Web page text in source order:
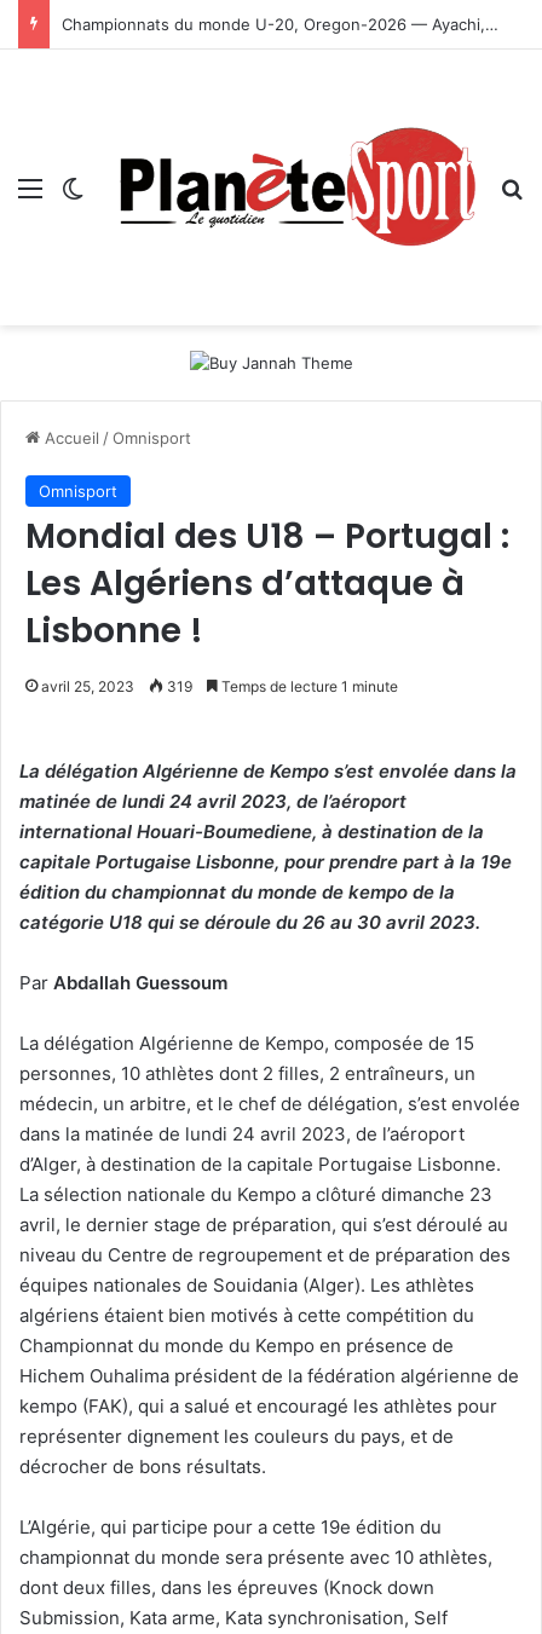
Championnats du monde U-20, Oregon-2026 — Ayachi, Dissa, Touahria et Ghezali en finale
Menu Switch skin
Accueil /Omnisport
Omnisport
Mondial des U18 – Portugal :
Les Algériens d’attaque à
Lisbonne !
avril 25, 2023 319 Temps de lecture 1 minute
La délégation Algérienne de Kempo s’est envolée dans la
matinée de lundi 24 avril 2023, de l’aéroport
international Houari-Boumediene, à destination de la
capitale Portugaise Lisbonne, pour prendre part à la 19e
édition du championnat du monde de kempo de la
catégorie U18 qui se déroule du 26 au 30 avril 2023.
Par Abdallah Guessoum
La délégation Algérienne de Kempo, composée de 15
personnes, 10 athlètes dont 2 filles, 2 entraîneurs, un
médecin, un arbitre, et le chef de délégation, s’est envolée
dans la matinée de lundi 24 avril 2023, de l’aéroport
d’Alger, à destination de la capitale Portugaise Lisbonne.
La sélection nationale du Kempo a clôturé dimanche 23
avril, le dernier stage de préparation, qui s’est déroulé au
niveau du Centre de regroupement et de préparation des
équipes nationales de Souidania (Alger). Les athlètes
algériens étaient bien motivés à cette compétition du
Championnat du monde du Kempo en présence de
Hichem Ouhalima président de la fédération algérienne de
kempo (FAK), qui a salué et encouragé les athlètes pour
représenter dignement les couleurs du pays, et de
décrocher de bons résultats.
L’Algérie, qui participe pour a cette 19e édition du
championnat du monde sera présente avec 10 athlètes,
dont deux filles, dans les épreuves (Knock down
Submission, Kata arme, Kata synchronisation, Self